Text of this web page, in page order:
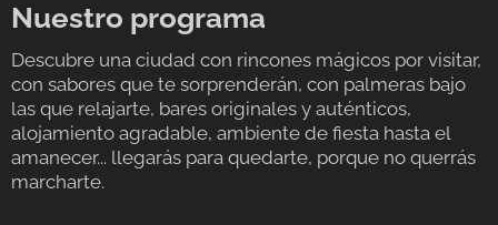
Nuestro programa
Descubre una ciudad con rincones mágicos por visitar,
con sabores que te sorprenderán, con palmeras bajo
las que relajarte, bares originales y auténticos,
alojamiento agradable, ambiente de fiesta hasta el
amanecer... llegarás para quedarte, porque no querrás
marcharte.